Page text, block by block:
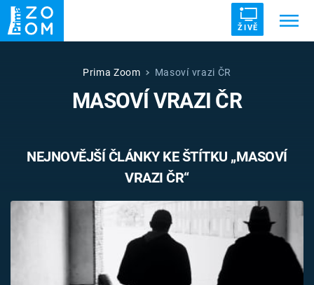
ŽIVĚ
ZRÁDCI UFO DRUHÁ SVĚTOVÁ VÁLKA
VETŘELCI DÁVNOVĚKU
Prima Zoom Masoví vrazi ČR
MASOVÍ VRAZI ČR
NEJNOVĚJŠÍ ČLÁNKY KE ŠTÍTKU „MASOVÍ
VRAZI ČR“